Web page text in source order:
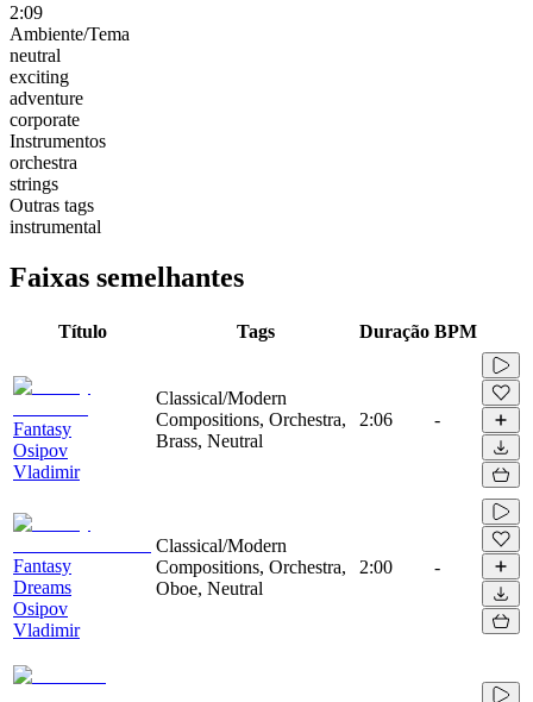
2:09
Ambiente/Tema
neutral
exciting
adventure
corporate
Instrumentos
orchestra
strings
Outras tags
instrumental
Faixas semelhantes
Título Tags Duração BPM
Fantasy
Osipov
Vladimir
Classical/Modern
Compositions, Orchestra,
Brass, Neutral
2:06 -
Fantasy
Dreams
Osipov
Vladimir
Classical/Modern
Compositions, Orchestra,
Oboe, Neutral
2:00 -